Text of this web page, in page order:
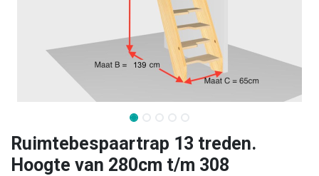
Ruimtebespaartrap 13 treden.
Hoogte van 280cm t/m 308